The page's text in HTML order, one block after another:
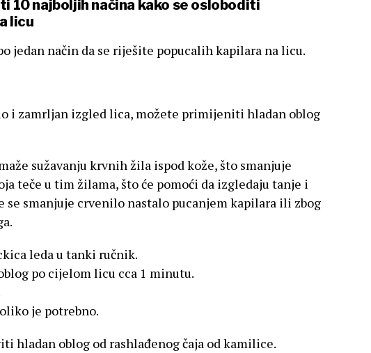
10 najboljih načina kako se osloboditi
licu
jedan način da se riješite popucalih kapilara na licu.
i zamrljan izgled lica, možete primijeniti hladan oblog
sužavanju krvnih žila ispod kože, što smanjuje
teče u tim žilama, što će pomoći da izgledaju tanje i
se smanjuje crvenilo nastalo pucanjem kapilara ili zbog
leda u tanki ručnik.
po cijelom licu cca 1 minutu.
je potrebno.
hladan oblog od rashlađenog čaja od kamilice.